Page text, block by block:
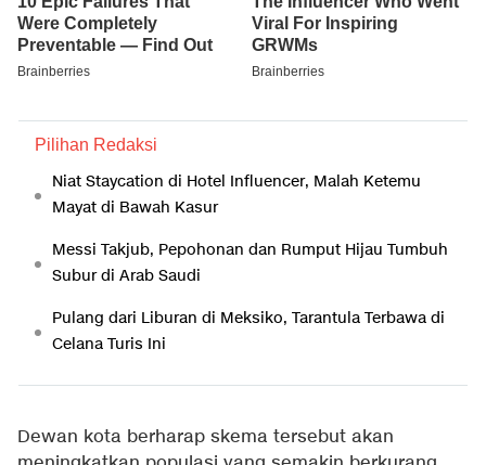
Pilihan Redaksi
Niat Staycation di Hotel Influencer, Malah Ketemu
Mayat di Bawah Kasur
Messi Takjub, Pepohonan dan Rumput Hijau Tumbuh
Subur di Arab Saudi
Pulang dari Liburan di Meksiko, Tarantula Terbawa di
Celana Turis Ini
Dewan kota berharap skema tersebut akan